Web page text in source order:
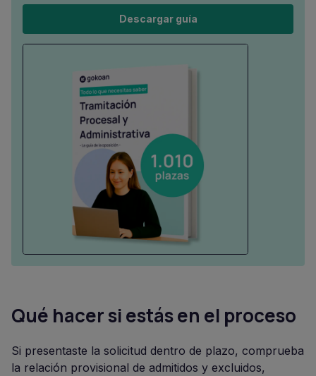
Descargar guía
Qué hacer si estás en el proceso
Si presentaste la solicitud dentro de plazo, comprueba
la relación provisional de admitidos y excluidos,